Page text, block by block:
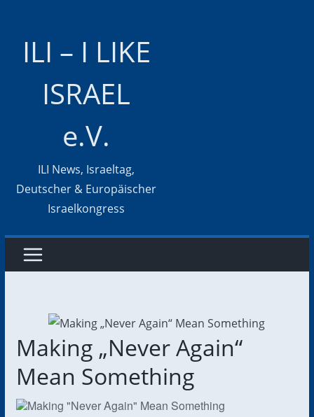
ILI – I LIKE
ISRAEL
e.V.
ILI News, Israeltag,
Deutscher & Europäischer
Israelkongress
Making „Never Again“
Mean Something